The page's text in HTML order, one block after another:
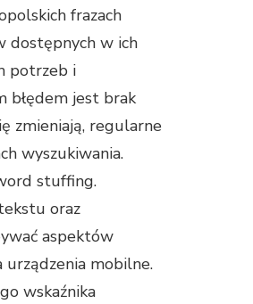
frazach
dostępnych w ich
potrzeb i
błędem jest brak
zmieniają, regularne
wyszukiwania.
stuffing.
oraz
aspektów
urządzenia mobilne.
wskaźnika